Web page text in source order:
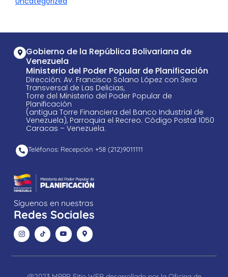
Gobierno de la República Bolivariana de
Venezuela
Ministerio del Poder Popular de Planificación
Dirección: Av. Francisco Solano López con 3era
Transversal de Las Delicias,
Torre del Ministerio del Poder Popular de
Planificación
(antigua Torre Financiera del Banco Industrial de
Venezuela), Parroquia el Recreo. Código Postal 1050
Caracas – Venezuela.
Teléfonos: Recepción +58 ​(212)9011111
Síguenos en nuestras
Redes Sociales